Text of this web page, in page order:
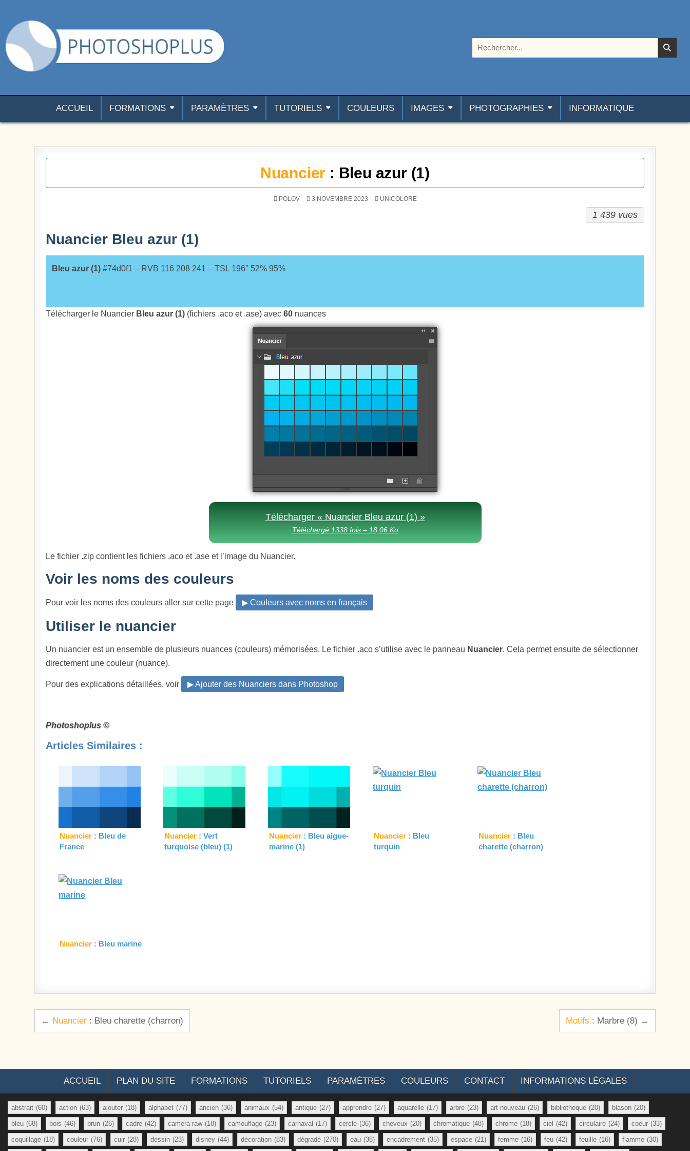
ACCUEIL FORMATIONS PARAMÈTRES TUTORIELS COULEURS IMAGES PHOTOGRAPHIES INFORMATIQUE
Nuancier : Bleu azur (1)
POLOV 3 NOVEMBRE 2023 POSTÉ DANS
UNICOLORE
1 439 vues
Nuancier Bleu azur (1)
Bleu azur (1) #74d0f1 – RVB 116 208 241 – TSL 196° 52% 95%
Télécharger le Nuancier Bleu azur (1) (fichiers .aco et .ase) avec60 nuances
Télécharger « Nuancier Bleu azur (1) »
Téléchargé 1338 fois – 18,06 Ko
Le fichier .zip contient les fichiers .aco et .ase et l’image du Nuancier.
Voir les noms des couleurs
Pour voir les noms des couleurs aller sur cette page ▶ Couleurs avec noms en français
Utiliser le nuancier
Un nuancier est un ensemble de plusieurs nuances (couleurs) mémorisées. Le fichier .aco s’utilise avec le panneau Nuancier. Cela permet ensuite de sélectionner
directement une couleur (nuance).
Pour des explications détaillées, voir ▶ Ajouter des Nuanciers dans Photoshop
Photoshoplus ©
Articles Similaires :
Nuancier : Bleu de
France
Nuancier : Vert
turquoise (bleu) (1)
Nuancier : Bleu aigue-
marine (1)
Nuancier : Bleu
turquin
Nuancier : Bleu
charette (charron)
Nuancier : Bleu marine
Navigation de l’article Motifs : Marbre (8) →
← Nuancier : Bleu charette (charron)
ACCUEIL PLAN DU SITE FORMATIONS TUTORIELS PARAMÈTRES COULEURS CONTACT INFORMATIONS LÉGALES
abstrait (60) action (63) ajouter (18) alphabet (77) ancien (36) animaux (54) antique (27) apprendre (27) aquarelle (17) arbre (23) art nouveau (26) bibliotheque (20) blason (20)
bleu (68) bois (46) brun (26) cadre (42) camera raw (18) camouflage (23) carnaval (17) cercle (36) cheveux (20) chromatique (48) chrome (18) ciel (42) circulaire (24) coeur (33)
coquillage (18) couleur (76) cuir (28) dessin (23) disney (44) décoration (83) dégradé (270) eau (38) encadrement (35) espace (21) femme (16) feu (42) feuille (16) flamme (30)